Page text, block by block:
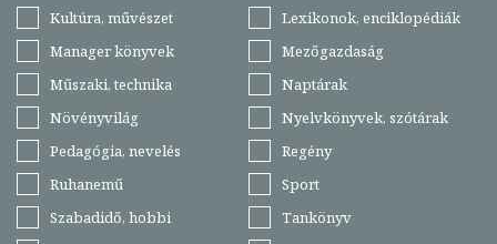
Kultúra, művészet
Lexikonok, enciklopédiák
Manager könyvek
Mezőgazdaság
Műszaki, technika
Naptárak
Növényvilág
Nyelvkönyvek, szótárak
Pedagógia, nevelés
Regény
Ruhanemű
Sport
Szabadidő, hobbi
Tankönyv